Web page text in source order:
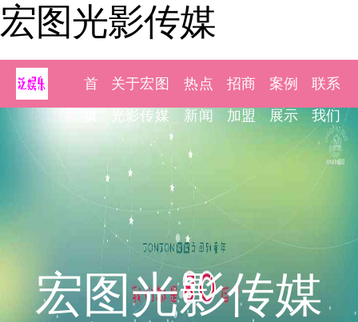
宏图光影传媒
首
关于宏图
光影传媒
热点
新闻
招商
加盟
案例
展示
联系
我们
宏图光影传媒